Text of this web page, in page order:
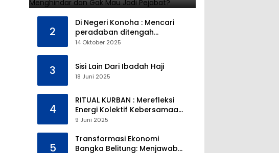
2
Di Negeri Konoha : Mencari
peradaban ditengah
kekosongan pendidikan
14 Oktober 2025
3 Sisi Lain Dari Ibadah Haji
18 Juni 2025
4
RITUAL KURBAN : Merefleksi
Energi Kolektif Kebersamaan
dan Mengeliminasi Sifat
9 Juni 2025
5
Transformasi Ekonomi
Bangka Belitung: Menjawab